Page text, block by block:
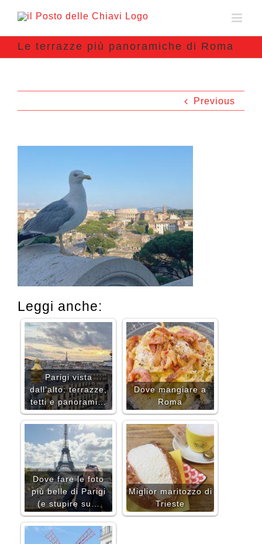
Le terrazze più panoramiche di Roma
Previous
Leggi anche:
Parigi vista
dall’alto: terrazze,
tetti e panorami…
Dove mangiare a
Roma
Dove fare le foto
più belle di Parigi
(e stupire su…
Miglior maritozzo di
Trieste